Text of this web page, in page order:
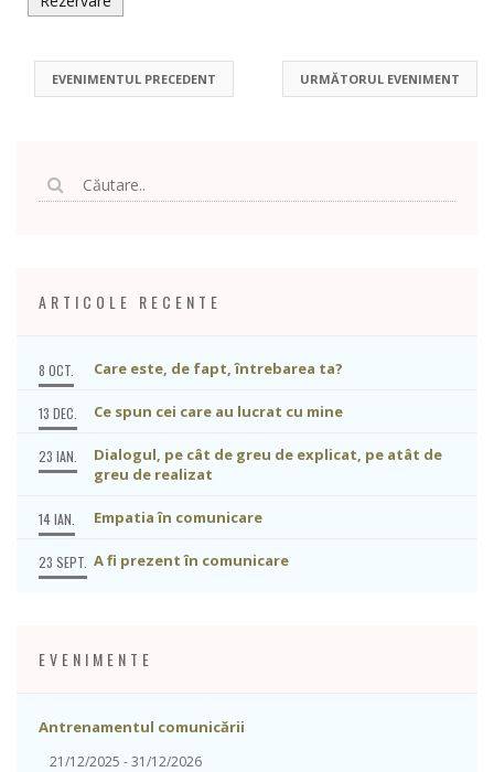
URMĂTORUL EVENIMENT
EVENIMENTUL PRECEDENT
ARTICOLE RECENTE
8 OCT. Care este, de fapt, întrebarea ta?
13 DEC. Ce spun cei care au lucrat cu mine
23 IAN.
Dialogul, pe cât de greu de explicat, pe atât de
greu de realizat
14 IAN. Empatia în comunicare
23 SEPT. A fi prezent în comunicare
EVENIMENTE
Antrenamentul comunicării
21/12/2025 - 31/12/2026